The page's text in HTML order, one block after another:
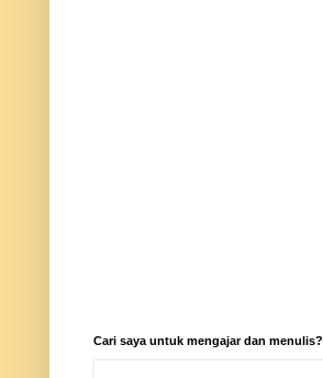
Cari saya untuk mengajar dan menulis?